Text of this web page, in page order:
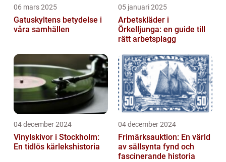
06 mars 2025
Gatuskyltens betydelse i
våra samhällen
05 januari 2025
Arbetskläder i
Örkelljunga: en guide till
rätt arbetsplagg
04 december 2024
Vinylskivor i Stockholm:
En tidlös kärlekshistoria
04 december 2024
Frimärksauktion: En värld
av sällsynta fynd och
fascinerande historia